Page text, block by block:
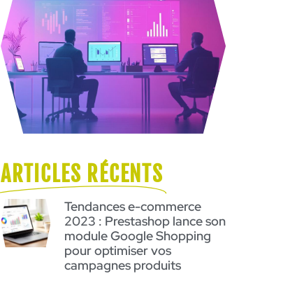
ARTICLES RÉCENTS
Tendances e-commerce
2023 : Prestashop lance son
module Google Shopping
pour optimiser vos
campagnes produits